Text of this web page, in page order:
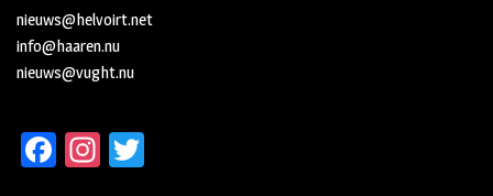
nieuws@helvoirt.net
info@haaren.nu
nieuws@vught.nu
Fa In